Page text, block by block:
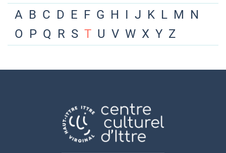
A B C D E F G H I J K L M N
O P Q R S T U V W X Y Z